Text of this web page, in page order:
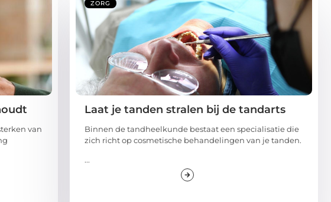
van
ZORG
Laat je tanden stralen bij de tandarts
Binnen de tandheelkunde bestaat een specialisatie die
zich richt op cosmetische behandelingen van je tanden.
...